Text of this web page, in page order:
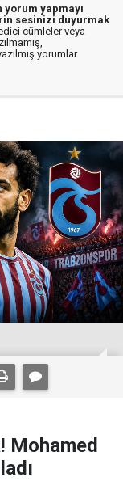
yapmayı
sesinizi duyurmak
cümleler veya
yorumlar
Mohamed